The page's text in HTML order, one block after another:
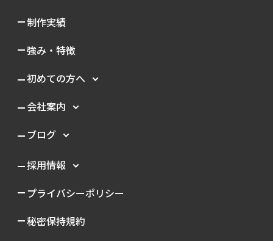
制作実績
強み・特徴
初めての方へ
会社案内
ブログ
採用情報
プライバシーポリシー
秘密保持規約